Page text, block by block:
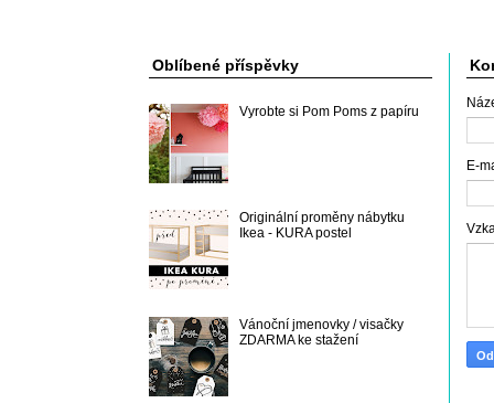
Oblíbené příspěvky
Vyrobte si Pom Poms z papíru
Originální proměny nábytku
Ikea - KURA postel
Vánoční jmenovky / visačky
ZDARMA ke stažení
E-